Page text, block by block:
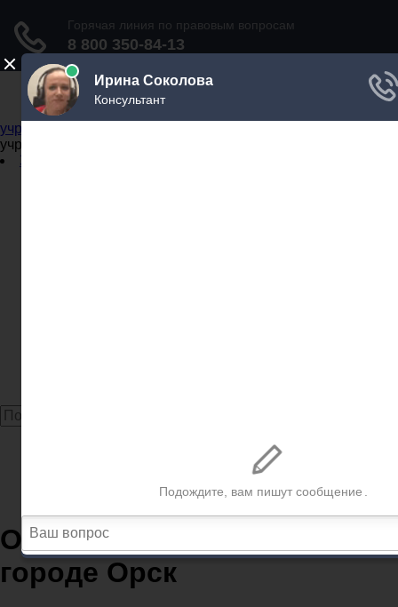
Не официальный справочник государственных
учреждений
учреждений
Задать вопрос юристу
Отделения полиции МВД в городе Орск
Отделения полиции МВД в
городе Орск